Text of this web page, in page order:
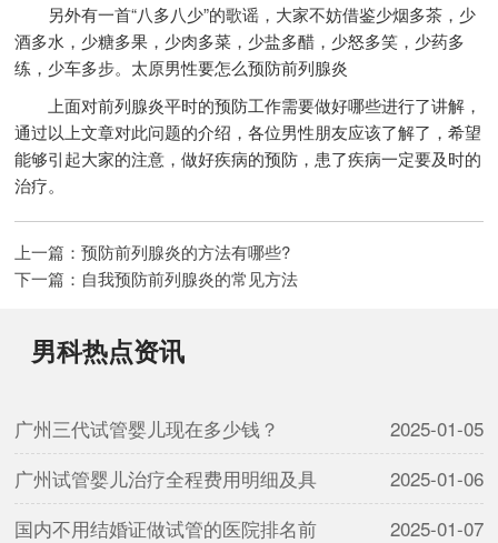
另外有一首“八多八少”的歌谣，大家不妨借鉴少烟多茶，少
酒多水，少糖多果，少肉多菜，少盐多醋，少怒多笑，少药多
练，少车多步。太原男性要怎么预防前列腺炎
上面对前列腺炎平时的预防工作需要做好哪些进行了讲解，
通过以上文章对此问题的介绍，各位男性朋友应该了解了，希望
能够引起大家的注意，做好疾病的预防，患了疾病一定要及时的
治疗。
上一篇：预防前列腺炎的方法有哪些?
下一篇： 自我预防前列腺炎的常见方法
男科热点资讯
广州三代试管婴儿现在多少钱？
2025-01-05
广州试管婴儿治疗全程费用明细及具
2025-01-06
国内不用结婚证做试管的医院排名前
2025-01-07